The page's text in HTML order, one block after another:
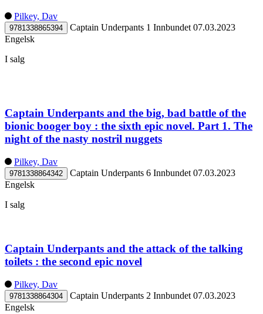
Pilkey, Dav
9781338865394 Captain Underpants 1 Innbundet 07.03.2023
Engelsk
I salg
Captain Underpants and the big, bad battle of the
bionic booger boy : the sixth epic novel. Part 1. The
night of the nasty nostril nuggets
Pilkey, Dav
9781338864342 Captain Underpants 6 Innbundet 07.03.2023
Engelsk
I salg
Captain Underpants and the attack of the talking
toilets : the second epic novel
Pilkey, Dav
9781338864304 Captain Underpants 2 Innbundet 07.03.2023
Engelsk